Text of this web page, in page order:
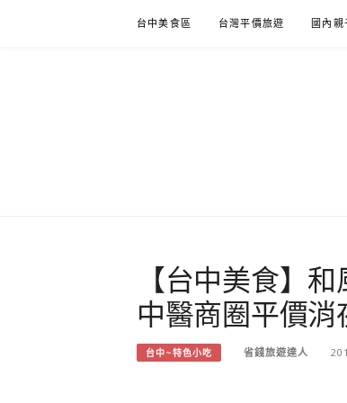
台中美食區 台灣平價旅遊 國內親
【台中美食】
中醫商圈平價消
台中~特色小吃 省錢旅遊達人